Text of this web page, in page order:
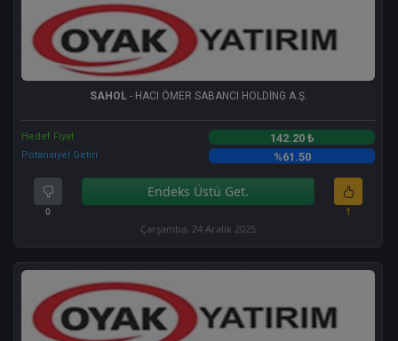
SAHOL- HACI ÖMER SABANCI HOLDİNG A.Ş.
Hedef Fiyat 142.20 ₺
Potansiyel Getiri %61.50
0
Endeks Üstü Get.
1
Çarşamba, 24 Aralık 2025